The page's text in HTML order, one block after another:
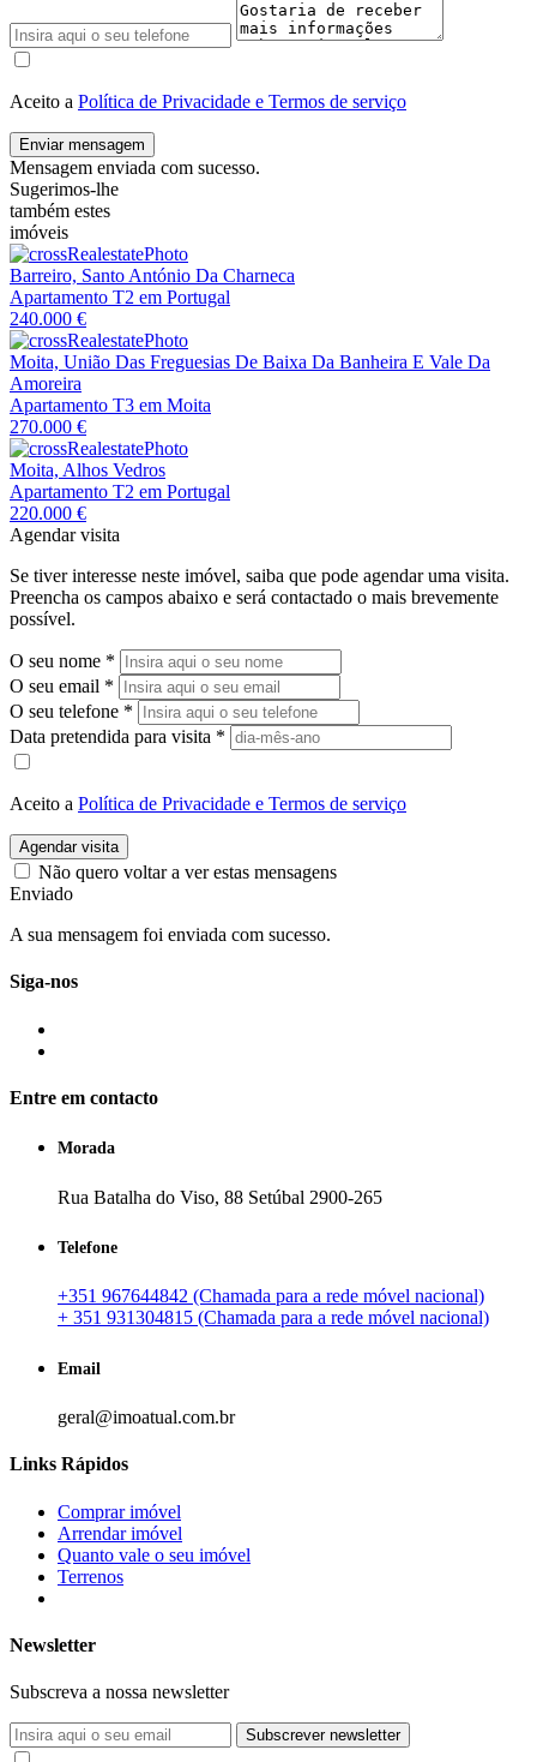
Aceito a Política de Privacidade e Termos de serviço
Enviar mensagem
Mensagem enviada com sucesso.
Sugerimos-lhe
também estes
imóveis
Barreiro, Santo António Da Charneca
Apartamento T2 em Portugal
240.000 €
Moita, União Das Freguesias De Baixa Da Banheira E Vale Da
Amoreira
Apartamento T3 em Moita
270.000 €
Moita, Alhos Vedros
Apartamento T2 em Portugal
220.000 €
Agendar visita
Se tiver interesse neste imóvel, saiba que pode agendar uma visita.
Preencha os campos abaixo e será contactado o mais brevemente
possível.
O seu nome *
O seu email *
O seu telefone *
Data pretendida para visita *
Aceito a Política de Privacidade e Termos de serviço
Agendar visita
Não quero voltar a ver estas mensagens
Enviado
A sua mensagem foi enviada com sucesso.
Siga-nos
Entre em contacto
Morada
Rua Batalha do Viso, 88 Setúbal 2900-265
Telefone
+351 967644842 (Chamada para a rede móvel nacional)
+ 351 931304815 (Chamada para a rede móvel nacional)
Email
geral@imoatual.com.br
Links Rápidos
Comprar imóvel
Arrendar imóvel
Quanto vale o seu imóvel
Terrenos
Newsletter
Subscreva a nossa newsletter
Subscrever newsletter